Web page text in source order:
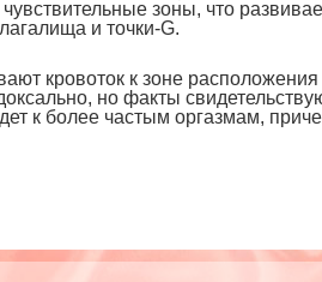
зоны, что
и точки-G.
кровоток к зоне
но факты
к более частым оргазмам,